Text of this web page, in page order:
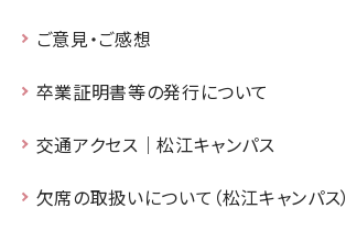
ご意見・ご感想
卒業証明書等の発行について
交通アクセス｜松江キャンパス
欠席の取扱いについて（松江キャンパス）